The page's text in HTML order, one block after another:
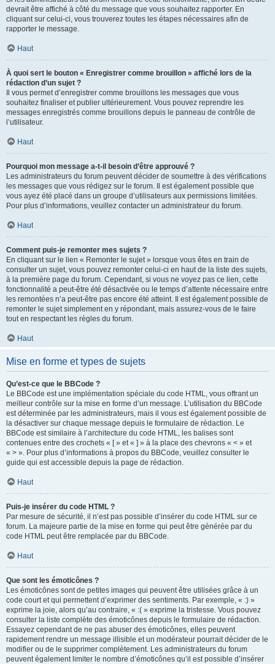
devrait être affiché à côté du message que vous souhaitez rapporter. En
cliquant sur celui-ci, vous trouverez toutes les étapes nécessaires afin de
rapporter le message.
Haut
À quoi sert le bouton « Enregistrer comme brouillon » affiché lors de la
rédaction d’un sujet ?
Il vous permet d’enregistrer comme brouillons les messages que vous
souhaitez finaliser et publier ultérieurement. Vous pouvez reprendre les
messages enregistrés comme brouillons depuis le panneau de contrôle de
l’utilisateur.
Haut
Pourquoi mon message a-t-il besoin d’être approuvé ?
Les administrateurs du forum peuvent décider de soumettre à des vérifications
les messages que vous rédigez sur le forum. Il est également possible que
vous ayez été placé dans un groupe d’utilisateurs aux permissions limitées.
Pour plus d’informations, veuillez contacter un administrateur du forum.
Haut
Comment puis-je remonter mes sujets ?
En cliquant sur le lien « Remonter le sujet » lorsque vous êtes en train de
consulter un sujet, vous pouvez remonter celui-ci en haut de la liste des sujets,
à la première page du forum. Cependant, si vous ne voyez pas ce lien, cette
fonctionnalité a peut-être été désactivée ou le temps d’attente nécessaire entre
les remontées n’a peut-être pas encore été atteint. Il est également possible de
remonter le sujet simplement en y répondant, mais assurez-vous de le faire
tout en respectant les règles du forum.
Haut
Mise en forme et types de sujets
Qu’est-ce que le BBCode ?
Le BBCode est une implémentation spéciale du code HTML, vous offrant un
meilleur contrôle sur la mise en forme d’un message. L’utilisation du BBCode
est déterminée par les administrateurs, mais il vous est également possible de
la désactiver sur chaque message depuis le formulaire de rédaction. Le
BBCode est similaire à l’architecture du code HTML, les balises sont
contenues entre des crochets « [ » et « ] » à la place des chevrons « < » et
« > ». Pour plus d’informations à propos du BBCode, veuillez consulter le
guide qui est accessible depuis la page de rédaction.
Haut
Puis-je insérer du code HTML ?
Par mesure de sécurité, il n’est pas possible d’insérer du code HTML sur ce
forum. La majeure partie de la mise en forme qui peut être générée par du
code HTML peut être remplacée par du BBCode.
Haut
Que sont les émoticônes ?
Les émoticônes sont de petites images qui peuvent être utilisées grâce à un
code court et qui permettent d’exprimer des sentiments. Par exemple, « :) »
exprime la joie, alors qu’au contraire, « :( » exprime la tristesse. Vous pouvez
consulter la liste complète des émoticônes depuis le formulaire de rédaction.
Essayez cependant de ne pas abuser des émoticônes, elles peuvent
rapidement rendre un message illisible et un modérateur pourrait décider de le
modifier ou de le supprimer complètement. Les administrateurs du forum
peuvent également limiter le nombre d’émoticônes qu’il est possible d’insérer